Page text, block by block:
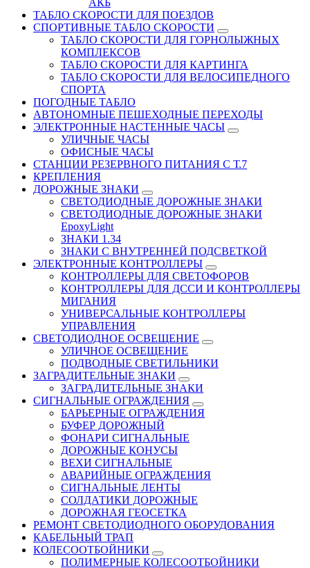
ТАБЛО СКОРОСТИ ДЛЯ ПОЕЗДОВ
СПОРТИВНЫЕ ТАБЛО СКОРОСТИ
ТАБЛО СКОРОСТИ ДЛЯ ГОРНОЛЫЖНЫХ
КОМПЛЕКСОВ
ТАБЛО СКОРОСТИ ДЛЯ КАРТИНГА
ТАБЛО СКОРОСТИ ДЛЯ ВЕЛОСИПЕДНОГО
СПОРТА
ПОГОДНЫЕ ТАБЛО
АВТОНОМНЫЕ ПЕШЕХОДНЫЕ ПЕРЕХОДЫ
ЭЛЕКТРОННЫЕ НАСТЕННЫЕ ЧАСЫ
УЛИЧНЫЕ ЧАСЫ
ОФИСНЫЕ ЧАСЫ
СТАНЦИИ РЕЗЕРВНОГО ПИТАНИЯ С Т.7
КРЕПЛЕНИЯ
ДОРОЖНЫЕ ЗНАКИ
СВЕТОДИОДНЫЕ ДОРОЖНЫЕ ЗНАКИ
СВЕТОДИОДНЫЕ ДОРОЖНЫЕ ЗНАКИ
EpoxyLight
ЗНАКИ 1.34
ЗНАКИ С ВНУТРЕННЕЙ ПОДСВЕТКОЙ
ЭЛЕКТРОННЫЕ КОНТРОЛЛЕРЫ
КОНТРОЛЛЕРЫ ДЛЯ СВЕТОФОРОВ
КОНТРОЛЛЕРЫ ДЛЯ ДССИ И КОНТРОЛЛЕРЫ
МИГАНИЯ
УНИВЕРСАЛЬНЫЕ КОНТРОЛЛЕРЫ
УПРАВЛЕНИЯ
СВЕТОДИОДНОЕ ОСВЕЩЕНИЕ
УЛИЧНОЕ ОСВЕЩЕНИЕ
ПОДВОДНЫЕ СВЕТИЛЬНИКИ
ЗАГРАДИТЕЛЬНЫЕ ЗНАКИ
ЗАГРАДИТЕЛЬНЫЕ ЗНАКИ
СИГНАЛЬНЫЕ ОГРАЖДЕНИЯ
БАРЬЕРНЫЕ ОГРАЖДЕНИЯ
БУФЕР ДОРОЖНЫЙ
ФОНАРИ СИГНАЛЬНЫЕ
ДОРОЖНЫЕ КОНУСЫ
ВЕХИ СИГНАЛЬНЫЕ
АВАРИЙНЫЕ ОГРАЖДЕНИЯ
СИГНАЛЬНЫЕ ЛЕНТЫ
СОЛДАТИКИ ДОРОЖНЫЕ
ДОРОЖНАЯ ГЕОСЕТКА
РЕМОНТ СВЕТОДИОДНОГО ОБОРУДОВАНИЯ
КАБЕЛЬНЫЙ ТРАП
КОЛЕСООТБОЙНИКИ
ПОЛИМЕРНЫЕ КОЛЕСООТБОЙНИКИ